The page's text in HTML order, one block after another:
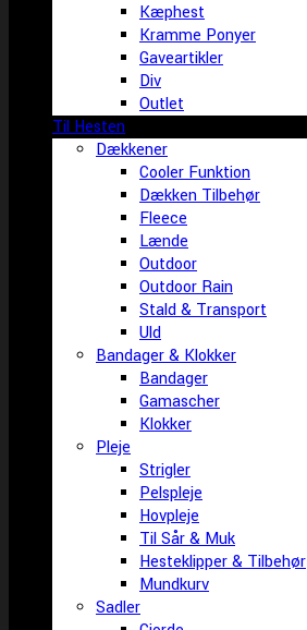
Kæphest
Kramme Ponyer
Gaveartikler
Div
Outlet
Til Hesten
Dækkener
Cooler Funktion
Dækken Tilbehør
Fleece
Lænde
Outdoor
Outdoor Rain
Stald & Transport
Uld
Bandager & Klokker
Bandager
Gamascher
Klokker
Pleje
Strigler
Pelspleje
Hovpleje
Til Sår & Muk
Hesteklipper & Tilbehør
Mundkurv
Sadler